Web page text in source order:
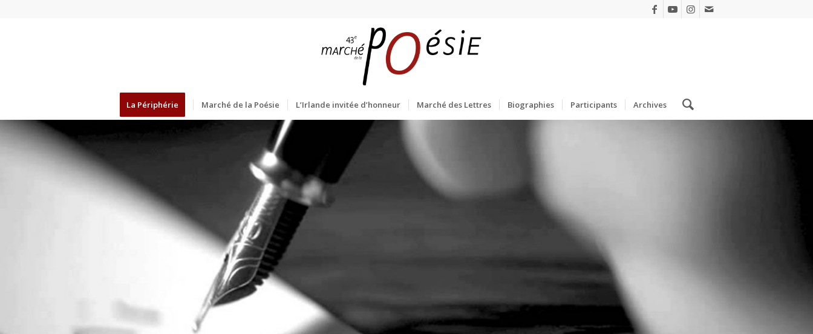
La Périphérie Marché de la Poésie L’Irlande invitée d’honneur Marché des Lettres Biographies Participants Archives